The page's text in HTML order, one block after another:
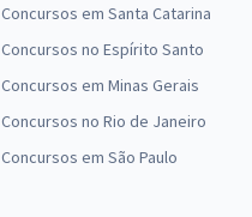
Concursos em Santa Catarina
Concursos no Espírito Santo
Concursos em Minas Gerais
Concursos no Rio de Janeiro
Concursos em São Paulo